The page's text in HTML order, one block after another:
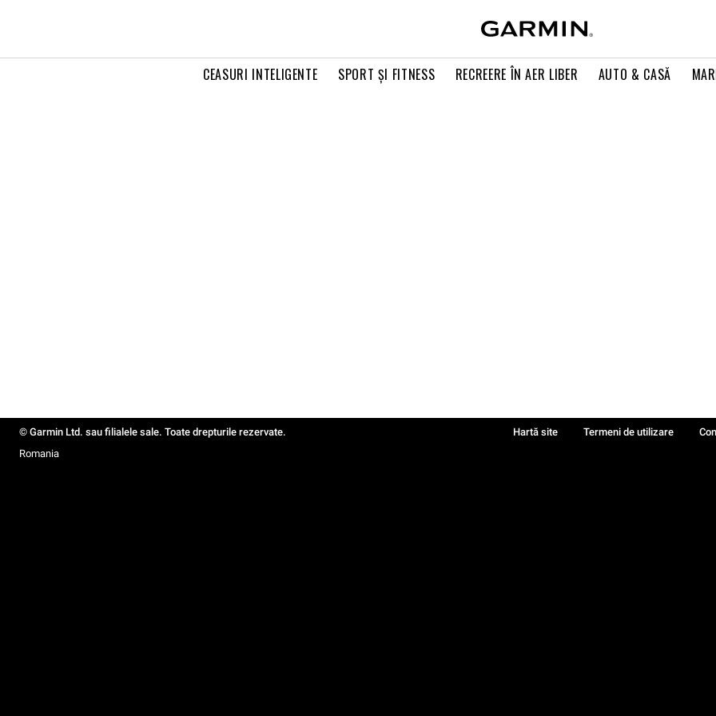
CEASURI INTELIGENTE SPORT ŞI FITNESS RECREERE ÎN AER LIBER AUTO & CASĂ
© Garmin Ltd. sau filialele sale. Toate drepturile rezervate. Hartă site Termeni de utilizare
Romania